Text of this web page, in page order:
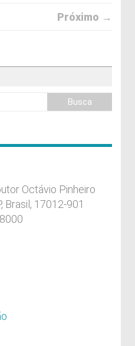
Próximo →
Octávio Pinheiro
Brasil, 17012-901